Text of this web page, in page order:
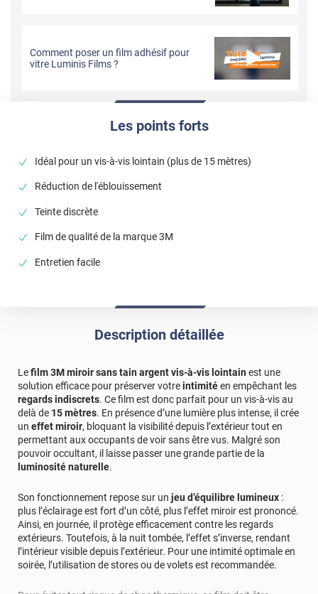
Comment poser un film adhésif pour
vitre Luminis Films ?
Les points forts
Idéal pour un vis-à-vis lointain (plus de 15 mètres)
Réduction de l'éblouissement
Teinte discrète
Film de qualité de la marque 3M
Entretien facile
Description détaillée
Lefilm 3M miroir sans tain argent vis-à-vis lointainest une
solution efficace pour préserver votreintimitéen empêchant les
regards indiscrets. Ce film est donc parfait pour un vis-à-vis au
delà de 15 mètres. En présence d’une lumière plus intense, il crée
un effet miroir, bloquant la visibilité depuis l’extérieur tout en
permettant aux occupants de voir sans être vus. Malgré son
pouvoir occultant, il laisse passer une grande partie de la
luminosité naturelle.
Son fonctionnement repose sur un jeu d’équilibre lumineux :
plus l’éclairage est fort d’un côté, plus l’effet miroir est prononcé.
Ainsi, en journée, il protège efficacement contre les regards
extérieurs. Toutefois, à la nuit tombée, l’effet s’inverse, rendant
l’intérieur visible depuis l’extérieur. Pour une intimité optimale en
soirée, l’utilisation de stores ou de volets est recommandée.